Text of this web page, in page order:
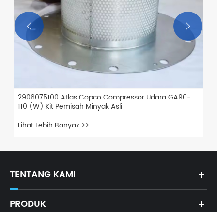
 
TENTANG KAMI
PRODUK